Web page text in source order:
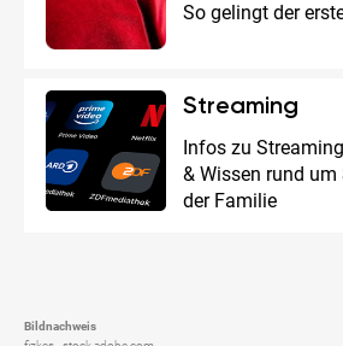
So gelingt der
Streaming
Infos zu
& Wissen rund
der Familie
Bildnachweis